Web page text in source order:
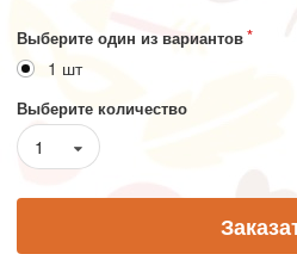
Выберите один из вариантов
1 шт
Выберите количество
1